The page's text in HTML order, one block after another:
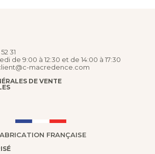
31
de 9:00 à 12:30 et de 14:00 à 17:30
macredence.com
DE VENTE
FRANÇAISE